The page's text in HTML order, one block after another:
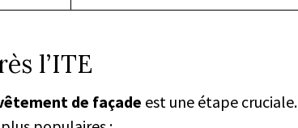
l’ITE
de façade est une étape cruciale.